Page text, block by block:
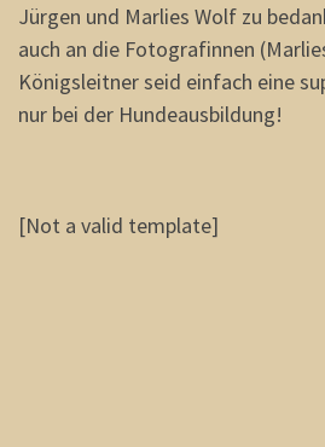
Jürgen und Marlies Wolf zu
auch an die Fotografinnen
Königsleitner seid einfach eine
nur bei der Hundeausbildung!
[Not a valid template]